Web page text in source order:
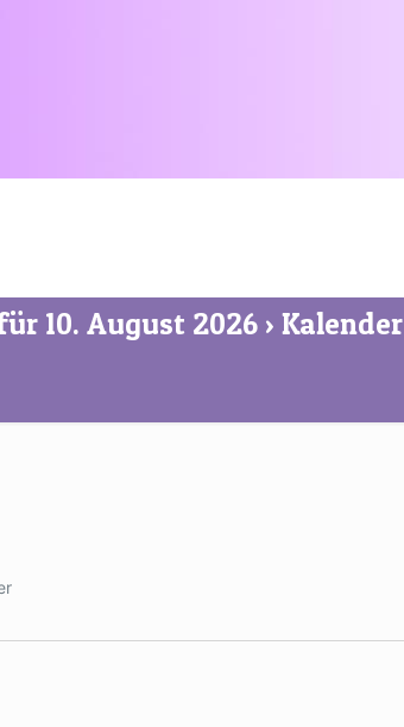
10. August 2026 › Kalender